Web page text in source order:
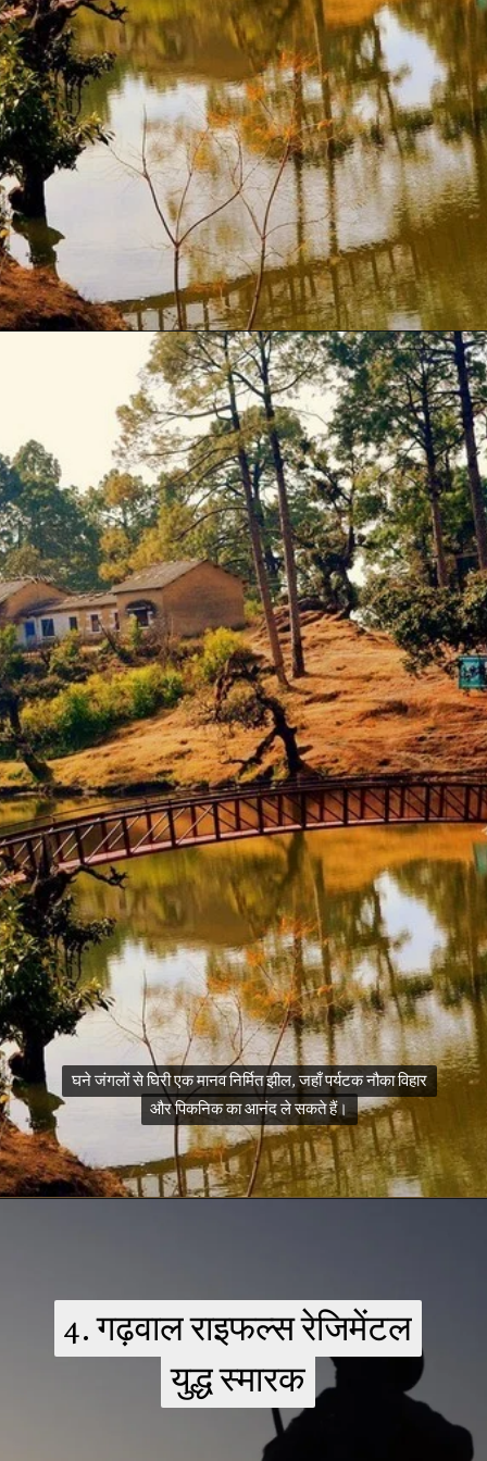
घने जंगलों से घिरी एक मानव निर्मित झील, जहाँ पर्यटक नौका विहार
और पिकनिक का आनंद ले सकते हैं।
घने जंगलों से घिरी एक मानव निर्मित झील, जहाँ पर्यटक नौका विहार
और पिकनिक का आनंद ले सकते हैं।
4. गढ़वाल राइफल्स रेजिमेंटल
युद्ध स्मारक
4. गढ़वाल राइफल्स रेजिमेंटल
युद्ध स्मारक